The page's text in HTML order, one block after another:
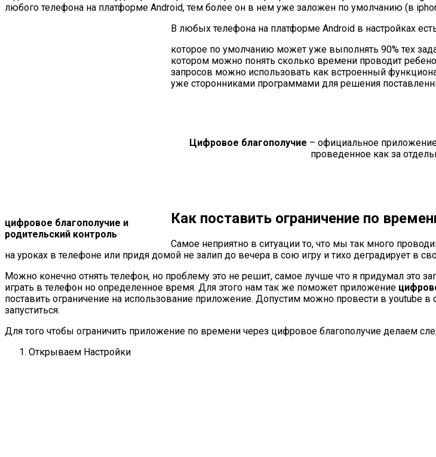
любого телефона на платформе Android, тем более он в нем уже заложен по умолчанию (в
цифровое благополучие и
родительский контроль
В любых телефона на платформе Android в настройках
которое по умолчанию может уже выполнять 90% тех
котором можно понять сколько времени проводит
запросов можно использовать как встроенный
уже сторонниками программами для решения
Цифровое благополучие – официальное
проведенное как за
Как поставить ограничение по
Самое неприятно в ситуации то, что мы так много
на уроках в телефоне или придя домой не залип до вечера в сою игру и тихо деградирует в
Можно конечно отнять телефон, но проблему это не решит, самое лучше что я придумал это
играть в телефон но определенное время. Для этого нам так же поможет приложение
поставить ограничение на использование приложение. Допустим можно провести в youtube
запуститься.
Для того чтобы ограничить приложение по времени через цифровое благополучие делаем
Открываем Настройки